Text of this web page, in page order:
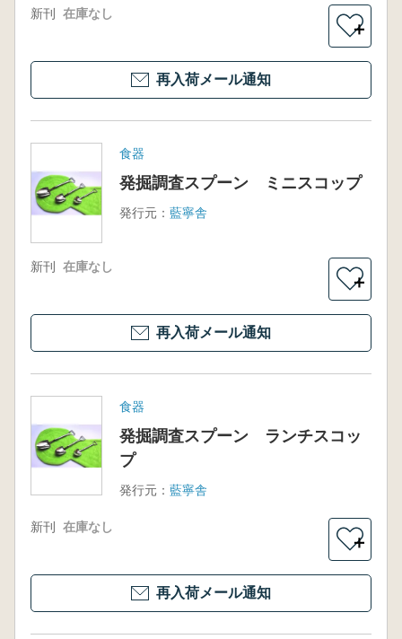
新刊 在庫なし
＋
再入荷メール通知
食器
発掘調査スプーン ミニスコップ
発行元： 藍寧舎
新刊 在庫なし
＋
再入荷メール通知
食器
発掘調査スプーン ランチスコッ
プ
発行元： 藍寧舎
新刊 在庫なし
＋
再入荷メール通知